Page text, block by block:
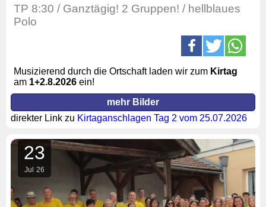
TP 8:30 / Ganztägig! 2 Gruppen! / hellblaues
Polo
Musizierend durch die Ortschaft laden wir zum Kirtag
am 1+2.8.2026 ein!
mehr Bilder
direkter Link zu Kirtaganschlagen Tag 2 vom 25.07.2026
23
Jul 26